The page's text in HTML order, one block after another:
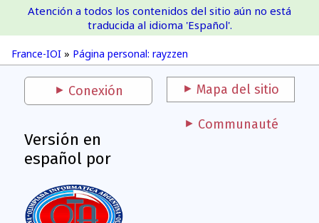
France-IOI
France-IOI » Página personal: rayzzen
Atención a todos los contenidos del sitio aún no está
traducida al idioma 'Español'.
Conexión Mapa del sitio
Versión en
español por
Communauté